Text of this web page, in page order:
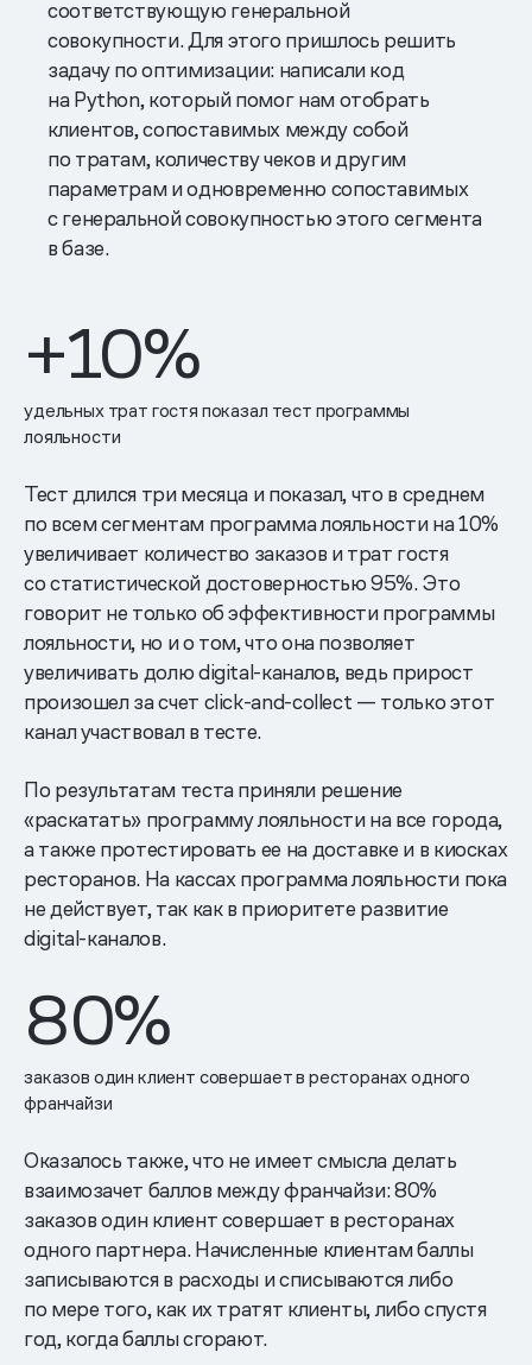
соответствующую генеральной
совокупности. Для этого пришлось решить
задачу по оптимизации: написали код
на Python, который помог нам отобрать
клиентов, сопоставимых между собой
по тратам, количеству чеков и другим
параметрам и одновременно сопоставимых
с генеральной совокупностью этого сегмента
в базе.
+10%
удельных трат гостя показал тест программы
лояльности
Тест длился три месяца и показал, что в среднем
по всем сегментам программа лояльности на 10%
увеличивает количество заказов и трат гостя
со статистической достоверностью 95%. Это
говорит не только об эффективности программы
лояльности, но и о том, что она позволяет
увеличивать долю digital-каналов, ведь прирост
произошел за счет click-and-collect — только этот
канал участвовал в тесте.
По результатам теста приняли решение
«раскатать» программу лояльности на все города,
а также протестировать ее на доставке и в киосках
ресторанов. На кассах программа лояльности пока
не действует, так как в приоритете развитие
digital-каналов.
80%
заказов один клиент совершает в ресторанах одного
франчайзи
Оказалось также, что не имеет смысла делать
взаимозачет баллов между франчайзи: 80%
заказов один клиент совершает в ресторанах
одного партнера. Начисленные клиентам баллы
записываются в расходы и списываются либо
по мере того, как их тратят клиенты, либо спустя
год, когда баллы сгорают.